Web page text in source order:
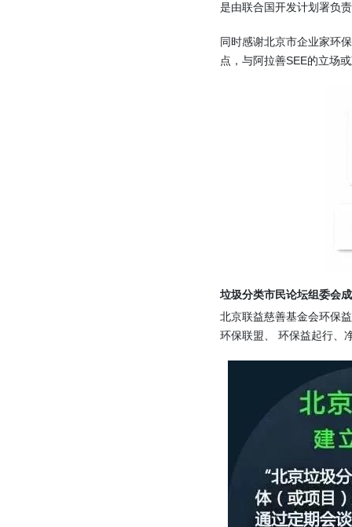
是由联合国开发计划署负
同时感谢北京市企业家环
点，与阿拉善SEE的立场
垃圾分类市民论坛组委会
北京联益慈善基金会环保
环保联盟、 环保益起行、